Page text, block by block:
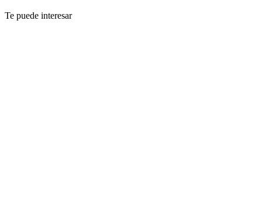
Te puede interesar